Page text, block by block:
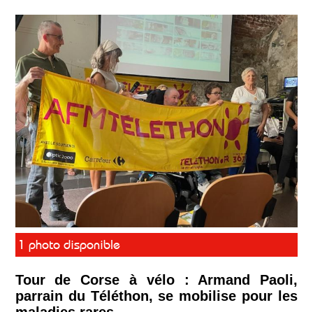
1 photo disponible
Tour de Corse à vélo : Armand Paoli,
parrain du Téléthon, se mobilise pour les